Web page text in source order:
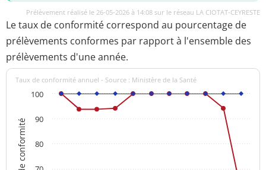
Prélèvement réalisé le 26-05-2026 à 14:08 sur le réseau LA CIOTAT-CEYRESTE
Le taux de conformité correspond au pourcentage de
prélèvements conformes par rapport à l'ensemble des
prélèvements d'une année.
Taux de conformité annuel - Source : Ministère de la Santé
80
90
100